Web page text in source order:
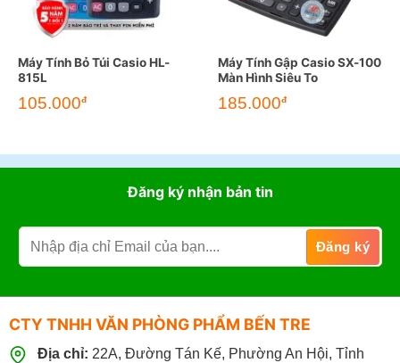
Máy Tính Bỏ Túi Casio HL-
815L
105.000đ
Máy Tính Gập Casio SX-100
Màn Hình Siêu To
185.000đ
Đăng ký nhận bản tin
CTY TNHH VĂN PHÒNG PHẨM BẾN TRE
Địa chỉ: 22A, Đường Tán Kế, Phường An Hội, Tỉnh